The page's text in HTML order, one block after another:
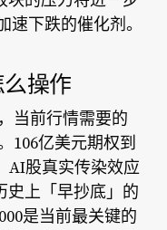
速下跌的催化剂。
操作
当前行情需要的
106亿美元期权到
AI股真实传染效应
上「早抄底」的
是当前最关键的